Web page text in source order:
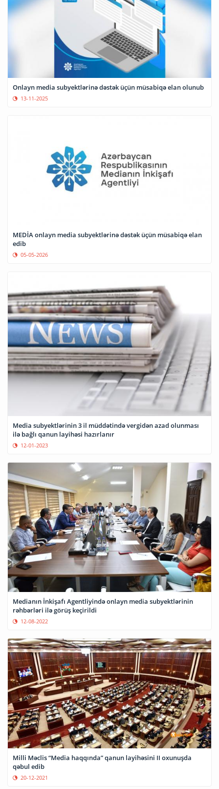
Onlayn media subyektlərinə dəstək üçün müsabiqə elan olunub
13-11-2025
MEDİA onlayn media subyektlərinə dəstək üçün müsabiqə elan
edib
05-05-2026
Media subyektlərinin 3 il müddətində vergidən azad olunması
ilə bağlı qanun layihəsi hazırlanır
12-01-2023
Medianın İnkişafı Agentliyində onlayn media subyektlərinin
rəhbərləri ilə görüş keçirildi
12-08-2022
Milli Məclis “Media haqqında” qanun layihəsini II oxunuşda
qəbul edib
20-12-2021